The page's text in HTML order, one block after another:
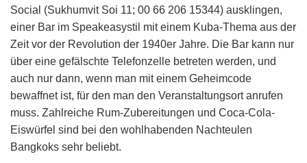
Social (Sukhumvit Soi 11; 00 66 206 15344) ausklingen,
einer Bar im Speakeasystil mit einem Kuba-Thema aus der
Zeit vor der Revolution der 1940er Jahre. Die Bar kann nur
über eine gefälschte Telefonzelle betreten werden, und
auch nur dann, wenn man mit einem Geheimcode
bewaffnet ist, für den man den Veranstaltungsort anrufen
muss. Zahlreiche Rum-Zubereitungen und Coca-Cola-
Eiswürfel sind bei den wohlhabenden Nachteulen
Bangkoks sehr beliebt.